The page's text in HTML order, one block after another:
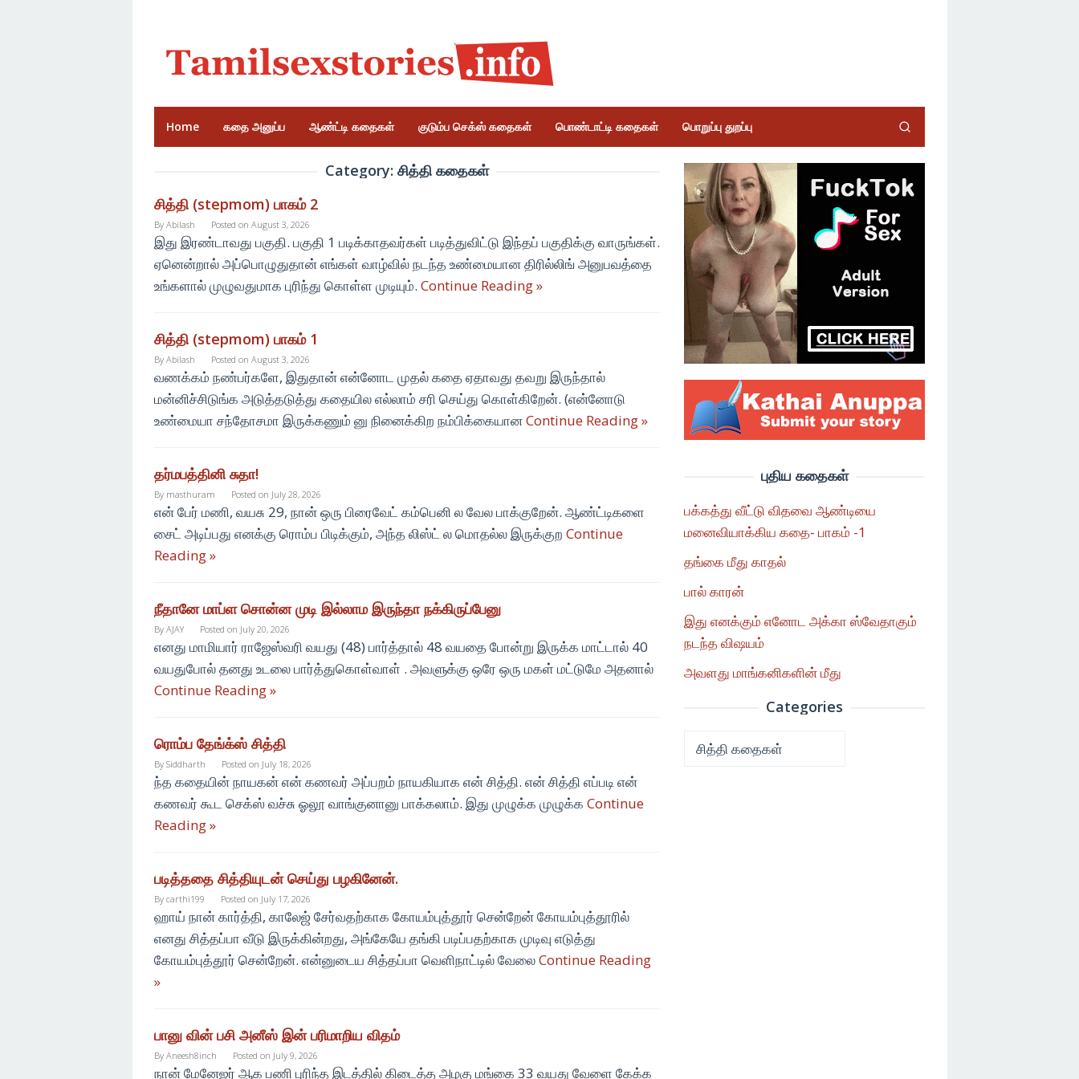
content
Home கதை அனுப்ப ஆண்ட்டி கதைகள் குடும்ப செக்ஸ் கதைகள் பொண்டாட்டி கதைகள் பொறுப்பு துறப்பு
Category: சித்தி கதைகள்
சித்தி (stepmom) பாகம் 2
By Abilash Posted on August 3, 2026
இது இரண்டாவது பகுதி. பகுதி 1 படிக்காதவர்கள் படித்துவிட்டு இந்தப் பகுதிக்கு வாருங்கள்.
ஏனென்றால் அப்பொழுதுதான் எங்கள் வாழ்வில் நடந்த உண்மையான திரில்லிங் அனுபவத்தை
உங்களால் முழுவதுமாக புரிந்து கொள்ள முடியும். Continue Reading »
சித்தி (stepmom) பாகம் 1
By Abilash Posted on August 3, 2026
வணக்கம் நண்பர்களே, இதுதான் என்னோட முதல் கதை ஏதாவது தவறு இருந்தால்
மன்னிச்சிடுங்க அடுத்தடுத்து கதையில எல்லாம் சரி செய்து கொள்கிறேன். (என்னோடு
உண்மையா சந்தோசமா இருக்கணும் னு நினைக்கிற நம்பிக்கையானContinue Reading »
தர்மபத்தினி சுதா!
By masthuram Posted on July 28, 2026
என் பேர் மணி, வயசு 29, நான் ஒரு பிரைவேட் கம்பெனி ல வேல பாக்குறேன். ஆண்ட்டிகளை
சைட் அடிப்பது எனக்கு ரொம்ப பிடிக்கும், அந்த லிஸ்ட் ல மொதல்ல இருக்குற Continue
Reading »
நீதானே மாப்ள சொன்ன முடி இல்லாம இருந்தா நக்கிருப்பேனு
By AJAY Posted on July 20, 2026
எனது மாமியார் ராஜேஸ்வரி வயது (48) பார்த்தால் 48 வயதை போன்று இருக்க மாட்டால் 40
வயதுபோல் தனது உடலை பார்த்துகொள்வாள் . அவளுக்கு ஒரே ஒரு மகள் மட்டுமே அதனால்
Continue Reading »
ரொம்ப தேங்க்ஸ் சித்தி
By Siddharth Posted on July 18, 2026
ந்த கதையின் நாயகன் என் கணவர் அப்பறம் நாயகியாக என் சித்தி. என் சித்தி எப்படி என்
கணவர் கூட செக்ஸ் வச்சு ஓலூ வாங்குனானு பாக்கலாம். இது முழுக்க முழுக்க Continue
Reading »
படித்ததை சித்தியுடன் செய்து பழகினேன்.
By carthi199 Posted on July 17, 2026
ஹாய் நான் கார்த்தி, காலேஜ் சேர்வதற்காக கோயம்புத்தூர் சென்றேன் கோயம்புத்தூரில்
எனது சித்தப்பா வீடு இருக்கின்றது, அங்கேயே தங்கி படிப்பதற்காக முடிவு எடுத்து
கோயம்புத்தூர் சென்றேன். என்னுடைய சித்தப்பா வெளிநாட்டில் வேலைContinue Reading
»
பானு வின் பசி அனீஸ் இன் பரிமாறிய விதம்
By Aneesh8inch Posted on July 9, 2026
நா‌ன் மேனேஜர் ஆக பணி புரிந்த இடத்தில் கிடைத்த அழகு மங்கை 33 வயது வேளை கேக்க
புதிய கதைகள்
பக்கத்து வீட்டு விதவை ஆண்டியை
மனைவியாக்கிய கதை- பாகம் -1
தங்கை மீது காதல்
பால் காரன்
இது எனக்கும் எனோட அக்கா ஸ்வேதாகும்
நடந்த விஷயம்
அவளது மாங்கனிகளின் மீது
Categories
Categories